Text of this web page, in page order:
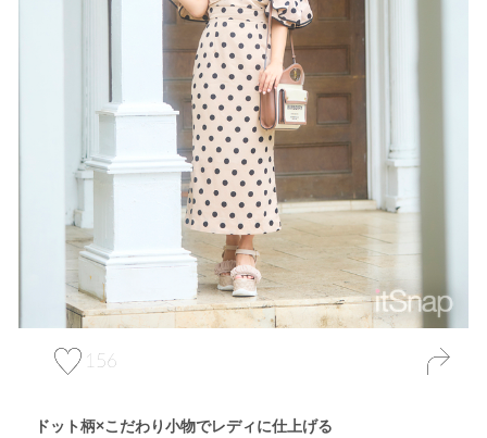
156
ドット柄×こだわり小物でレディに仕上げる